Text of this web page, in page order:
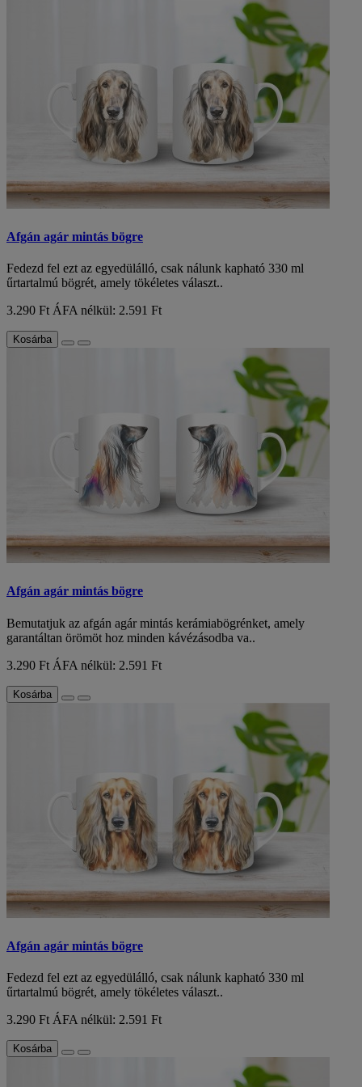
Afgán agár mintás bögre
Fedezd fel ezt az egyedülálló, csak nálunk kapható 330 ml
űrtartalmú bögrét, amely tökéletes választ..
3.290 Ft ÁFA nélkül: 2.591 Ft
Kosárba
Afgán agár mintás bögre
Bemutatjuk az afgán agár mintás kerámiabögrénket, amely
garantáltan örömöt hoz minden kávézásodba va..
3.290 Ft ÁFA nélkül: 2.591 Ft
Kosárba
Afgán agár mintás bögre
Fedezd fel ezt az egyedülálló, csak nálunk kapható 330 ml
űrtartalmú bögrét, amely tökéletes választ..
3.290 Ft ÁFA nélkül: 2.591 Ft
Kosárba